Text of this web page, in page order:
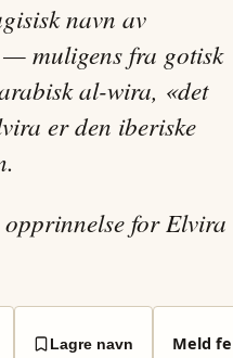
navn av
muligens fra gotisk
al-wira, «det
er den iberiske
for Elvira
Lagre navn Meld